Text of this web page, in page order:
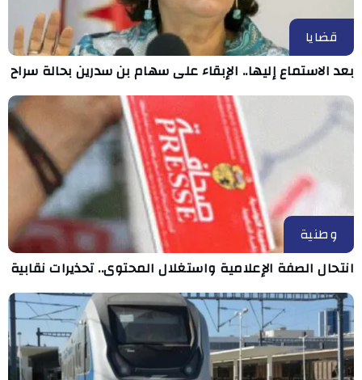
قضايا
بعد الاستماع إليها.. الإبقاء على سهام بن سدرين بحالة سراح
وطنية
انتحال الصفة الإعلامية واستغلال المحتوى.. تحذيرات نقابية